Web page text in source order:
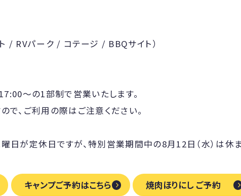
/ RVパーク / コテージ / BBQサイト）
〜の1部制で営業いたします。
、ご利用の際はご注意ください。
日が定休日ですが、特別営業期間中の8月12日（水）は休
キャンプご予約はこちら 焼肉ほりにし ご予約